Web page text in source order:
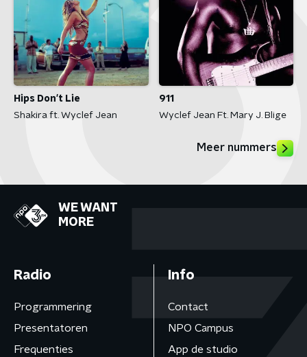
Hips Don't Lie
Shakira ft. Wyclef Jean
911
Wyclef Jean Ft. Mary J. Blige
Meer nummers
WE WANT
MORE
Radio
Programmering
Presentatoren
Frequenties
Info
Contact
NPO Campus
App de studio